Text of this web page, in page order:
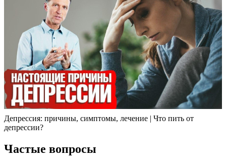
Депрессия: причины, симптомы, лечение | Что пить от
депрессии?
Частые вопросы